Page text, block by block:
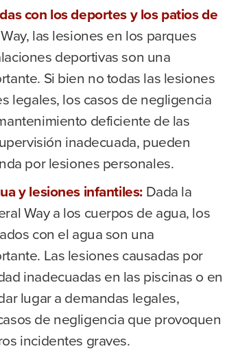
con los deportes y los patios de
las lesiones en los parques
deportivas son una
Si bien no todas las lesiones
legales, los casos de negligencia
deficiente de las
inadecuada, pueden
por lesiones personales.
y lesiones infantiles:Dada la
Way a los cuerpos de agua, los
con el agua son una
Las lesiones causadas por
inadecuadas en las piscinas o en
lugar a demandas legales,
de negligencia que provoquen
incidentes graves.